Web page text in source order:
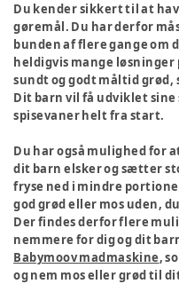
Du kender sikkert til at
gøremål. Du har derfor
bunden af flere gange om
heldigvis mange løsninger
sundt og godt måltid
Dit barn vil få udviklet sine
spisevaner helt fra start.
Du har også mulighed for
dit barn elsker og sætter
fryse ned i mindre
god grød eller mos uden,
Der findes derfor flere
nemmere for dig og dit
Babymoov madmaskine,
og nem mos eller grød til